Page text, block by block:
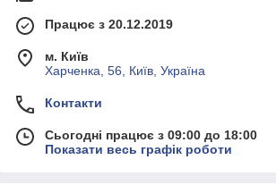
Працює з 20.12.2019
м. Київ
Харченка, 56, Київ, Україна
Контакти
Сьогодні працює з 09:00 до 18:00
Показати весь графік роботи